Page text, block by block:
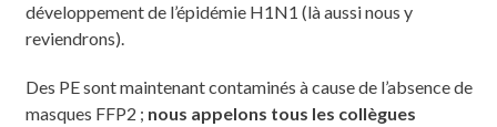
développement de l’épidémie H1N1 (là aussi nous y
reviendrons).
Des PE sont maintenant contaminés à cause de l’absence de
masques FFP2 ; nous appelons tous les collègues